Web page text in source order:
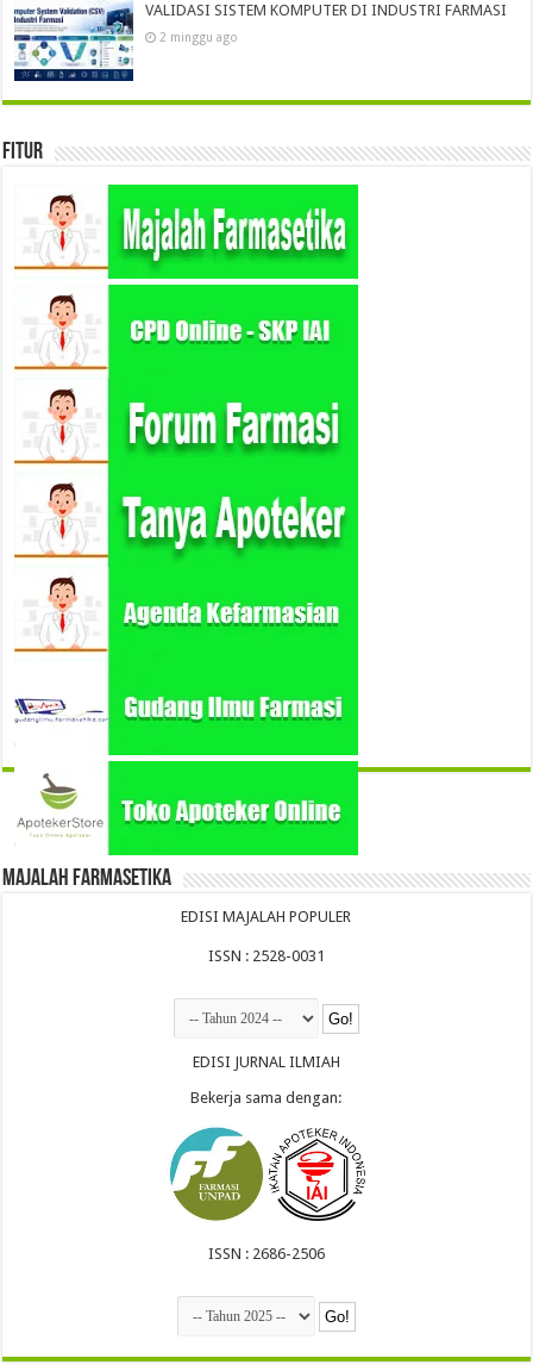
VALIDASI SISTEM KOMPUTER DI INDUSTRI FARMASI
2 minggu ago
Fitur
Majalah Farmasetika
EDISI MAJALAH POPULER
ISSN : 2528-0031
EDISI JURNAL ILMIAH
Bekerja sama dengan:
ISSN : 2686-2506